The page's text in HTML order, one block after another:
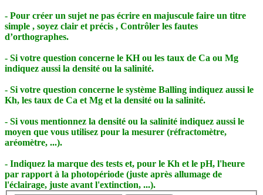
- Pour créer un sujet ne pas écrire en majuscule faire un titre
simple , soyez clair et précis , Contrôler les fautes
d’orthographes.
- Si votre question concerne le KH ou les taux de Ca ou Mg
indiquez aussi la densité ou la salinité.
- Si votre question concerne le système Balling indiquez aussi le
Kh, les taux de Ca et Mg et la densité ou la salinité.
- Si vous mentionnez la densité ou la salinité indiquez aussi le
moyen que vous utilisez pour la mesurer (réfractomètre,
aréomètre, ...).
- Indiquez la marque des tests et, pour le Kh et le pH, l'heure
par rapport à la photopériode (juste après allumage de
l'éclairage, juste avant l'extinction, ...).